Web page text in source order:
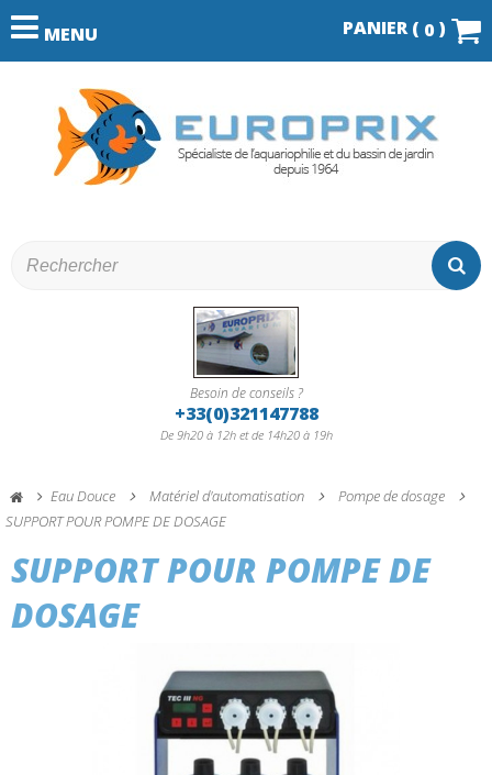
MENU PANIER ( 0 )
Besoin de conseils ?
+33(0)321147788
De 9h20 à 12h et de 14h20 à 19h
Eau Douce Matériel d'automatisation
Pompe de dosage
SUPPORT POUR POMPE DE DOSAGE
SUPPORT POUR POMPE DE
DOSAGE